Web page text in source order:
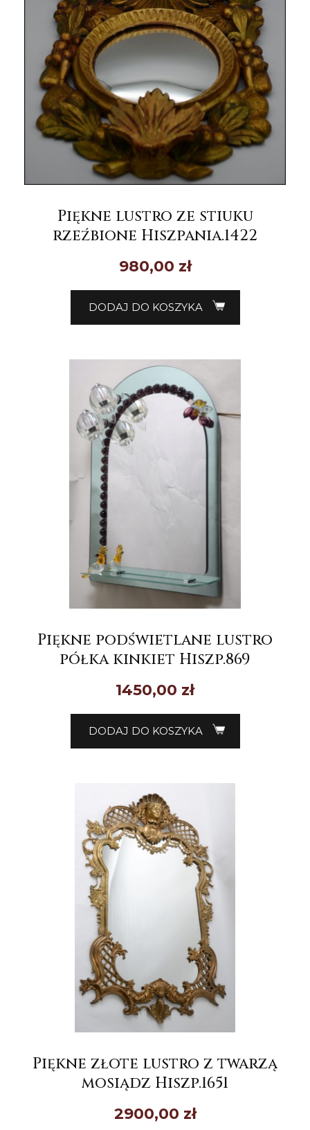
Piękne lustro ze stiuku
rzeźbione Hiszpania.1422
980,00 zł
DODAJ DO KOSZYKA
Piękne podświetlane lustro
półka kinkiet Hiszp.869
1450,00 zł
DODAJ DO KOSZYKA
Piękne złote lustro z twarzą
mosiądz Hiszp.1651
2900,00 zł